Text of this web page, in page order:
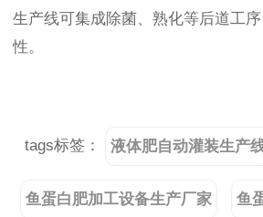
生产线可集成除菌、熟化等后道工
性。
tags标签： 液体肥自动灌装生产
鱼蛋白肥加工设备生产厂家 鱼